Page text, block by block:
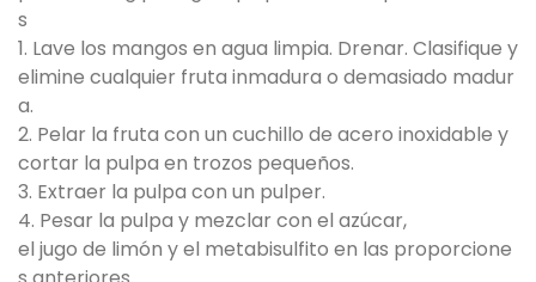
s
1. Lave los mangos en agua limpia. Drenar. Clasifique y
elimine cualquier fruta inmadura o demasiado madur
a.
2. Pelar la fruta con un cuchillo de acero inoxidable y
cortar la pulpa en trozos pequeños.
3. Extraer la pulpa con un pulper.
4. Pesar la pulpa y mezclar con el azúcar,
el jugo de limón y el metabisulfito en las proporcione